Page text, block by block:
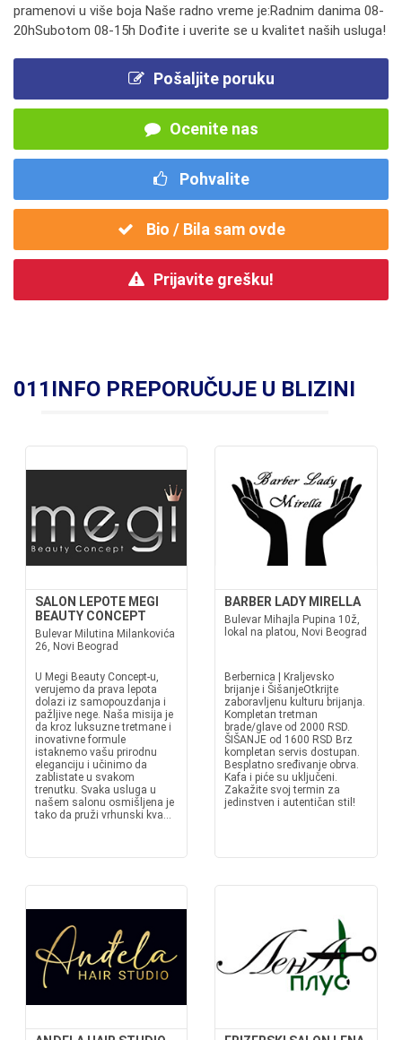
pramenovi u više boja Naše radno vreme je:Radnim danima 08-
20hSubotom 08-15h Dođite i uverite se u kvalitet naših usluga!
Pošaljite poruku
Ocenite nas
Pohvalite
Bio / Bila sam ovde
Prijavite grešku!
011INFO PREPORUČUJE U BLIZINI
SALON LEPOTE MEGI
BEAUTY CONCEPT
Bulevar Milutina Milankovića
26, Novi Beograd
U Megi Beauty Concept-u,
verujemo da prava lepota
dolazi iz samopouzdanja i
pažljive nege. Naša misija je
da kroz luksuzne tretmane i
inovativne formule
istaknemo vašu prirodnu
eleganciju i učinimo da
zablistate u svakom
trenutku. Svaka usluga u
našem salonu osmišljena je
tako da pruži vrhunski kva...
BARBER LADY MIRELLA
Bulevar Mihajla Pupina 10ž,
lokal na platou, Novi Beograd
Berbernica | Kraljevsko
brijanje i ŠišanjeOtkrijte
zaboravljenu kulturu brijanja.
Kompletan tretman
brade/glave od 2000 RSD.
ŠIŠANJE od 1600 RSD Brz
kompletan servis dostupan.
Besplatno sređivanje obrva.
Kafa i piće su uključeni.
Zakažite svoj termin za
jedinstven i autentičan stil!